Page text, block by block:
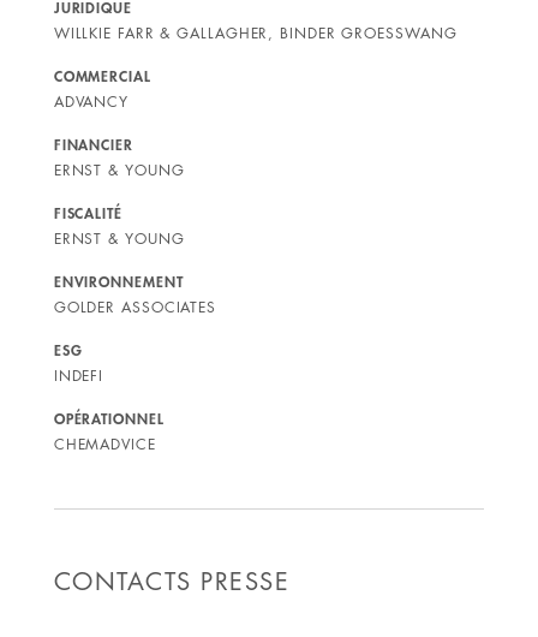
JURIDIQUE
WILLKIE FARR & GALLAGHER, BINDER GROESSWANG
COMMERCIAL
ADVANCY
FINANCIER
ERNST & YOUNG
FISCALITÉ
ERNST & YOUNG
ENVIRONNEMENT
GOLDER ASSOCIATES
ESG
INDEFI
OPÉRATIONNEL
CHEMADVICE
CONTACTS PRESSE